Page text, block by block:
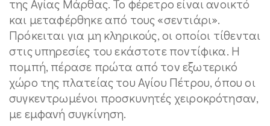
της Αγίας Μάρθας. Το φέρετρο είναι ανοικτό
και μεταφέρθηκε από τους «σεντιάρι».
Πρόκειται για μη κληρικούς, οι οποίοι τίθενται
στις υπηρεσίες του εκάστοτε ποντίφικα. Η
πομπή, πέρασε πρώτα από τον εξωτερικό
χώρο της πλατείας του Αγίου Πέτρου, όπου οι
συγκεντρωμένοι προσκυνητές χειροκρότησαν,
με εμφανή συγκίνηση.